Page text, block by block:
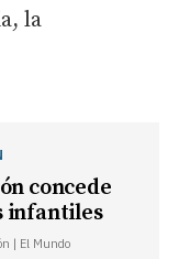
la
concede
infantiles
| El Mundo